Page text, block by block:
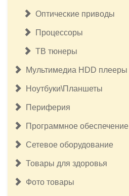
Оптические приводы
Процессоры
ТВ тюнеры
Мультимедиа HDD плееры
Ноутбуки\Планшеты
Периферия
Программное обеспечение
Сетевое оборудование
Товары для здоровья
Фото товары